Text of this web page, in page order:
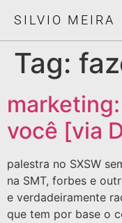
SILVIO MEIRA
Tag:
você [via
palestra no SXSW
na SMT, forbes e
e verdadeiramente
que tem por base o